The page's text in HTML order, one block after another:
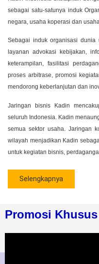
sebagai satu-satunya induk
negara, usaha koperasi dan
Sebagai induk organisasi dunia
layanan advokasi kebijakan,
keterampilan, fasilitasi
proses arbitrase, promosi
mendorong keberlanjutan dan
Jaringan bisnis Kadin
seluruh Indonesia. Kadin
semua sektor usaha. Jaringan
wilayah menjadikan Kadin
untuk kegiatan bisnis,
Selengkapnya
Promosi